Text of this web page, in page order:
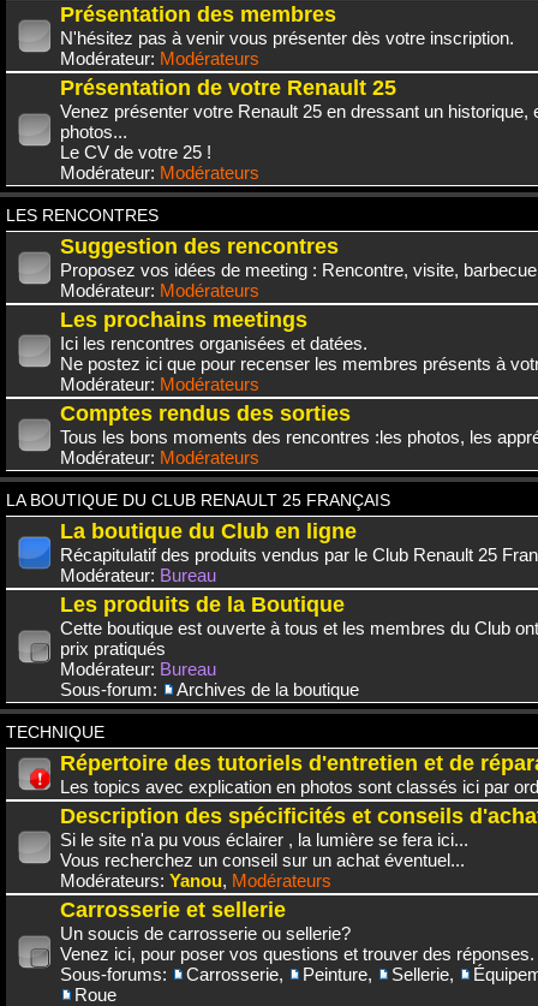
Présentation des membres
N'hésitez pas à venir vous présenter dès votre inscription.
Modérateur: Modérateurs
Présentation de votre Renault 25
Venez présenter votre Renault 25 en dressant un historique,
photos...
Le CV de votre 25 !
Modérateur: Modérateurs
LES RENCONTRES
Suggestion des rencontres
Proposez vos idées de meeting : Rencontre, visite,
Modérateur: Modérateurs
Les prochains meetings
Ici les rencontres organisées et datées.
Ne postez ici que pour recenser les membres présents à
Modérateur: Modérateurs
Comptes rendus des sorties
Tous les bons moments des rencontres :les photos, les
Modérateur: Modérateurs
LA BOUTIQUE DU CLUB RENAULT 25 FRANÇAIS
La boutique du Club en ligne
Récapitulatif des produits vendus par le Club Renault 25
Modérateur: Bureau
Les produits de la Boutique
Cette boutique est ouverte à tous et les membres du Club
prix pratiqués
Modérateur: Bureau
Sous-forum:
Archives de la boutique
TECHNIQUE
Répertoire des tutoriels d'entretien et de
Les topics avec explication en photos sont classés ici par
Description des spécificités et conseils
Si le site n'a pu vous éclairer , la lumière se fera ici...
Vous recherchez un conseil sur un achat éventuel...
Modérateurs: Yanou, Modérateurs
Carrosserie et sellerie
Un soucis de carrosserie ou sellerie?
Venez ici, pour poser vos questions et trouver des réponses.
Sous-forums:
Carrosserie, Peinture, Sellerie,
Roue